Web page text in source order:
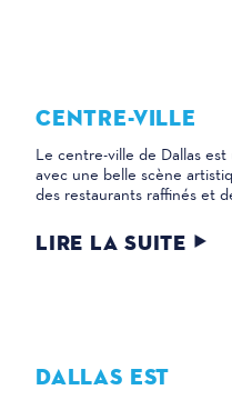
CENTRE-VILLE
Le centre-ville de Dallas
avec une belle scène
des restaurants raffinés et
LIRE LA SUITE
DALLAS EST